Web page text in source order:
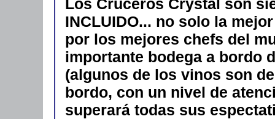
Los Cruceros Crystal son
INCLUIDO... no solo la
por los mejores chefs del
importante bodega a bordo
(algunos de los vinos son
bordo, con un nivel de
superará todas sus